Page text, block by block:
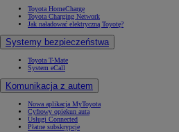
Toyota HomeCharge
Toyota Charging Network
Jak naładować elektryczną Toyotę?
Systemy bezpieczeństwa
Toyota T-Mate
System eCall
Komunikacja z autem
Nowa aplikacja MyToyota
Cyfrowy opiekun auta
Usługi Connected
Płatne subskrypcje